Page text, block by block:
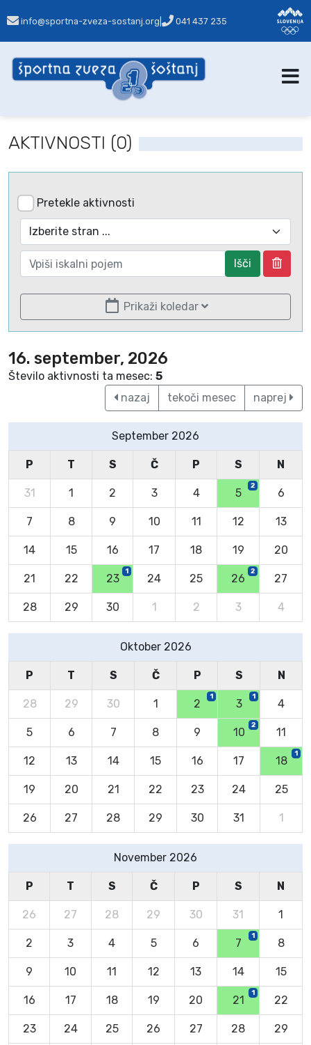
info@sportna-zveza-sostanj.org 041 437 235
AKTIVNOSTI (0)
Pretekle aktivnosti
Išči
Prikaži koledar
16. september, 2026
Število aktivnosti ta mesec: 5
nazaj
tekoči mesec naprej
September 2026
P T S Č P S N
31 1 2 3 4 5
2
6
7 8 9 10 11 12 13
14 15 16 17 18 19 20
21 22 23
1
24 25 26
2
27
28 29 30 1 2 3 4
Oktober 2026
P T S Č P S N
28 29 30 1 2
1
3
1
4
5 6 7 8 9 10
2
11
12 13 14 15 16 17 18
1
19 20 21 22 23 24 25
26 27 28 29 30 31 1
November 2026
P T S Č P S N
26 27 28 29 30 31 1
2 3 4 5 6 7
1
8
9 10 11 12 13 14 15
16 17 18 19 20 21
1
22
23 24 25 26 27 28 29